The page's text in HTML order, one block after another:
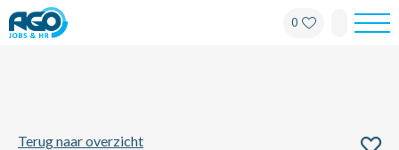
0
Terug naar overzicht